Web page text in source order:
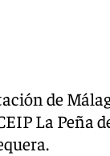
de
La Peña